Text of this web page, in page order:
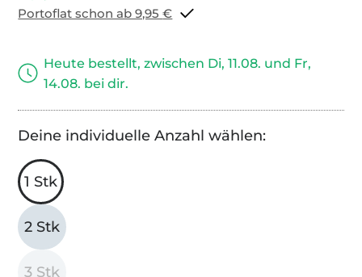
Portoflat schon ab 9,95 €
Heute bestellt, zwischen Di, 11.08. und Fr,
14.08. bei dir.
Deine individuelle Anzahl wählen:
1 Stk
2 Stk
3 Stk